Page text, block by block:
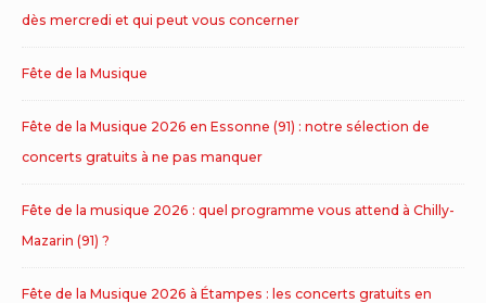
dès mercredi et qui peut vous concerner
Fête de la Musique
Fête de la Musique 2026 en Essonne (91) : notre sélection de
concerts gratuits à ne pas manquer
Fête de la musique 2026 : quel programme vous attend à Chilly-
Mazarin (91) ?
Fête de la Musique 2026 à Étampes : les concerts gratuits en